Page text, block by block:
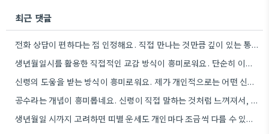
최근 댓글
전화 상담이 편하다는 점 인정해요. 직접 만나는 것만큼 깊이 있는 통찰력을 얻기는 어려울 것 같아요.
생년월일시를 활용한 직접적인 교감 방식이 흥미로워요. 단순히 이론적 틀에 기대는 것보다, 개인의 상황에 맞춰 신령의…
신령의 도움을 받는 방식이 흥미로워요. 제가 개인적으로는 어떤 신령이 상담자의 상황에 맞춰 질문을 받아들이는지 궁금하네요.
공수라는 개념이 흥미롭네요. 신령이 직접 말하는 것처럼 느껴져서, 현대적인 AI 챗봇의 답변 방식과 연결해서 생각해…
생년월일 시까지 고려하면 띠별 운세도 개인마다 조금씩 다를 수 있네요. 특히 연말에 태어난 분들은 좀…